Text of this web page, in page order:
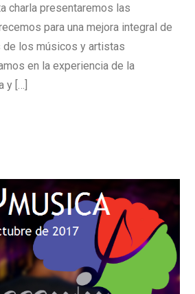
charla presentaremos las
para una mejora integral de
los músicos y artistas
en la experiencia de la
[…]